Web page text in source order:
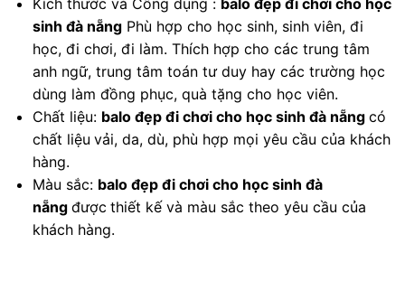
Kích thước và Công dụng : balo đẹp đi chơi cho học
sinh đà nẵngPhù hợp cho học sinh, sinh viên, đi
học, đi chơi, đi làm. Thích hợp cho các trung tâm
anh ngữ, trung tâm toán tư duy hay các trường học
dùng làm đồng phục, quà tặng cho học viên.
Chất liệu: balo đẹp đi chơi cho học sinh đà nẵng có
chất liệu vải, da, dù, phù hợp mọi yêu cầu của khách
hàng.
Màu sắc: balo đẹp đi chơi cho học sinh đà
nẵng được thiết kế và màu sắc theo yêu cầu của
khách hàng.